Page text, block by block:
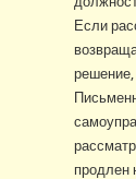
Если
решение,
продлен